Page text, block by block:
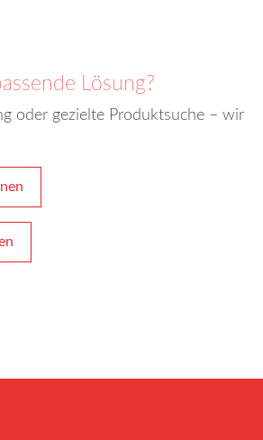
Lösung?
oder gezielte Produktsuche – wir